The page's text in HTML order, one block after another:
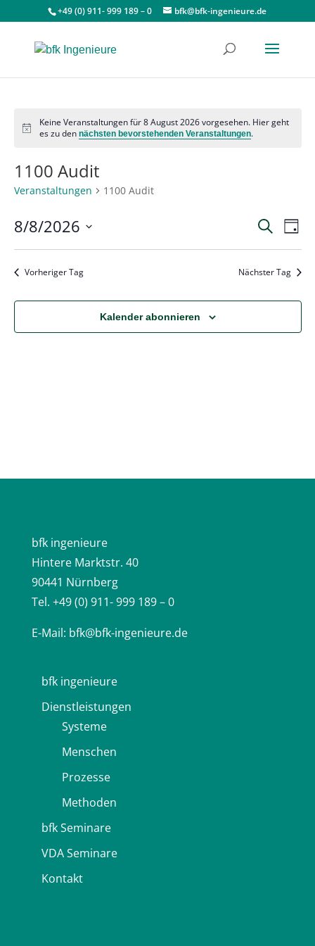
+49 (0) 911- 999 189 – 0 bfk@bfk-ingenieure.de
Hinweis
Keine Veranstaltungen für 8 August 2026 vorgesehen. Hier geht
es zu den nächsten bevorstehenden Veranstaltungen.
1100 Audit
Veranstaltungen 1100 Audit
und
SucheTag
8/8/2026
Datum
wählen.
Vorheriger Tag Nächster Tag
Kalender abonnieren
bfk ingenieure
Hintere Marktstr. 40
90441 Nürnberg
Tel. +49 (0) 911- 999 189 – 0
E-Mail: bfk@bfk-ingenieure.de
bfk ingenieure
Dienstleistungen
Systeme
Menschen
Prozesse
Methoden
bfk Seminare
VDA Seminare
Kontakt